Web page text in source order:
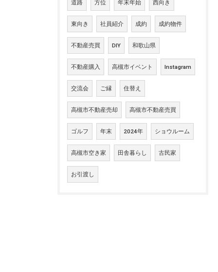
道路 方位 年末年始 西向き
東向き 社員紹介 成約 成約物件
不動産売買 DIY 和歌山県
不動産購入 高槻市イベント Instagram
交流会 ご縁 住替え
高槻市不動産売却 高槻市不動産売買
ゴルフ 年末 2024年 ショウルーム
高槻市空き家 田舎暮らし 古民家
お引渡し